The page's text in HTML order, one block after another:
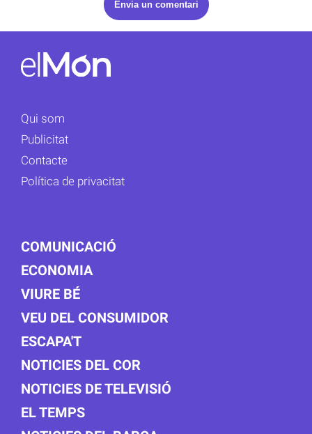
Qui som
Publicitat
Contacte
Política de privacitat
COMUNICACIÓ
ECONOMIA
VIURE BÉ
VEU DEL CONSUMIDOR
ESCAPA'T
NOTICIES DEL COR
NOTICIES DE TELEVISIÓ
EL TEMPS